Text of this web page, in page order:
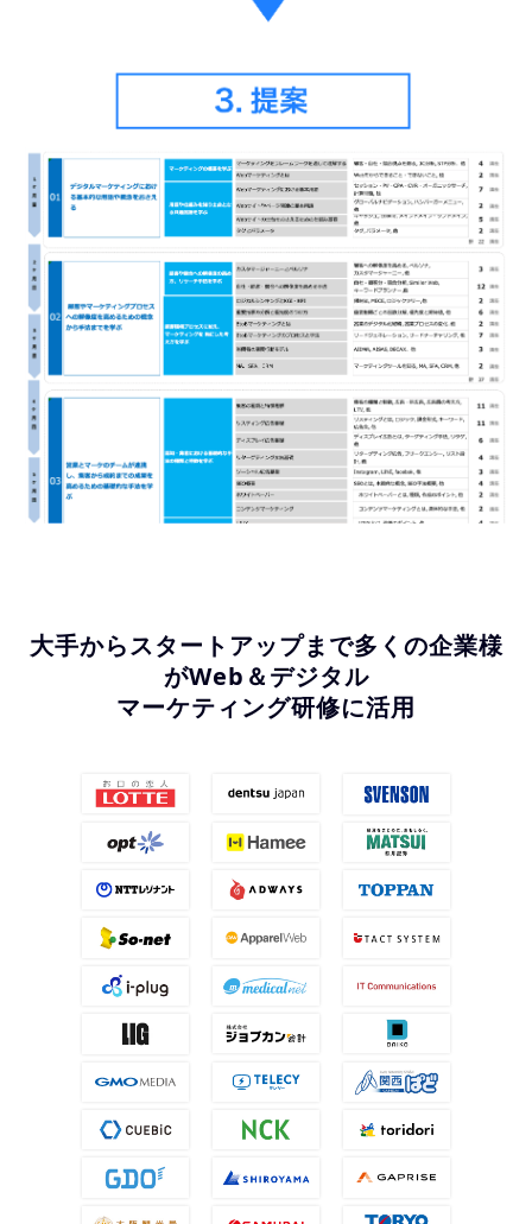
大手からスタートアップまで多くの企業様
がWeb＆デジタル
マーケティング研修に活用